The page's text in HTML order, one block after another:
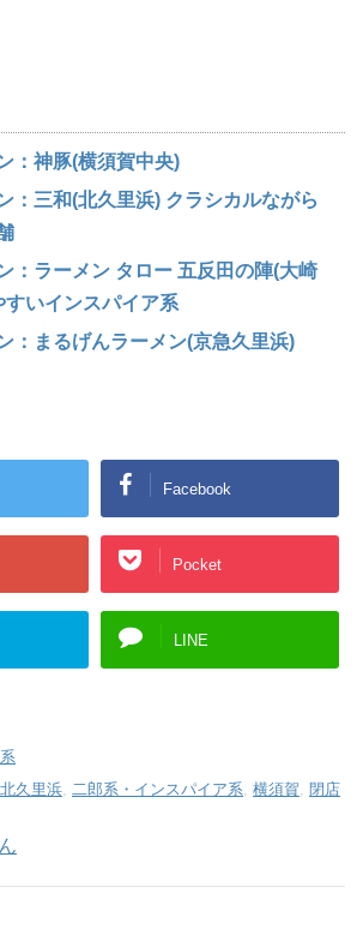
：神豚(横須賀中央)
：三和(北久里浜) クラシカルながら
：ラーメン タロー 五反田の陣(大崎
すいインスパイア系
：まるげんラーメン(京急久里浜)
Facebook
Pocket
LINE
久里浜, 二郎系・インスパイア系, 横須賀, 閉店